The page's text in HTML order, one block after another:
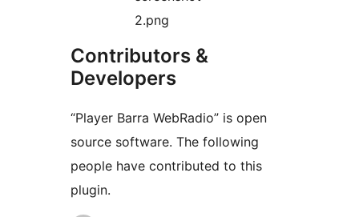
2.png
Contributors &
Developers
“Player Barra WebRadio” is open
source software. The following
people have contributed to this
plugin.